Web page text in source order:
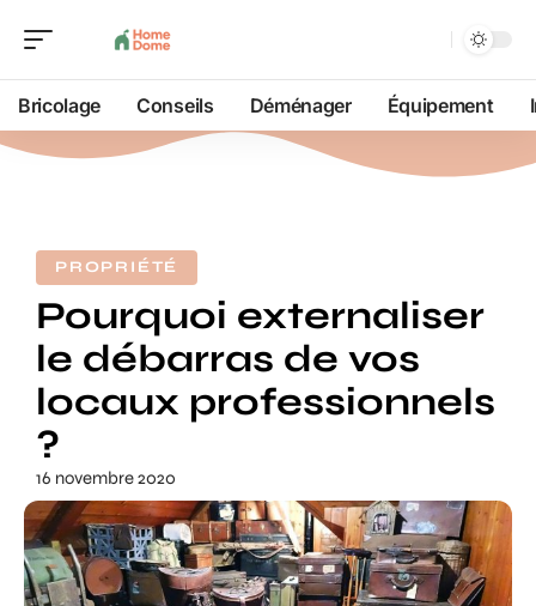
Bricolage Conseils Déménager Équipement
PROPRIÉTÉ
Pourquoi externaliser
le débarras de vos
locaux professionnels
?
16 novembre 2020